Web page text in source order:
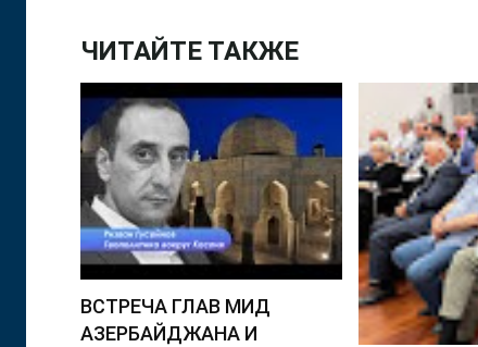
ЧИТАЙТЕ ТАКЖЕ
ВСТРЕЧА ГЛАВ МИД
АЗЕРБАЙДЖАНА И